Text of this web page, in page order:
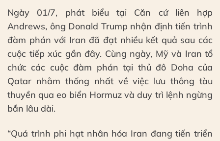
Ngày 01/7, phát biểu tại Căn cứ liên hợp
Andrews, ông Donald Trump nhận định tiến trình
đàm phán với Iran đã đạt nhiều kết quả sau các
cuộc tiếp xúc gần đây. Cùng ngày, Mỹ và Iran tổ
chức các cuộc đàm phán tại thủ đô Doha của
Qatar nhằm thống nhất về việc lưu thông tàu
thuyền qua eo biển Hormuz và duy trì lệnh ngừng
bắn lâu dài.
“Quá trình phi hạt nhân hóa Iran đang tiến triển